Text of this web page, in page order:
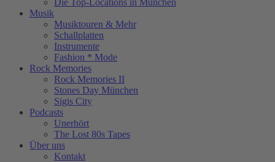
Musik
Musiktouren & Mehr
Schallplatten
Instrumente
Fashion * Mode
Rock Memories
Rock Memories II
Stones Day München
Sigis City
Podcasts
Unerhört
The Lost 80s Tapes
Über uns
Kontakt